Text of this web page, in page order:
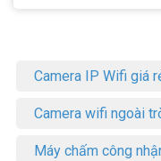
Camera IP Wifi giá
Camera wifi ngoài
Máy chấm công